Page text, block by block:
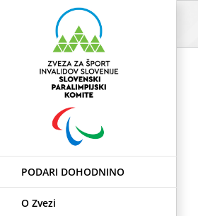
PODARI DOHODNINO
O Zvezi